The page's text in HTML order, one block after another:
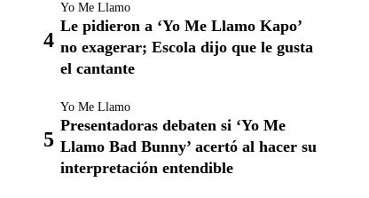
Yo Me Llamo
Le pidieron a ‘Yo Me Llamo Kapo’
no exagerar; Escola dijo que le gusta
el cantante
Yo Me Llamo
Presentadoras debaten si ‘Yo Me
Llamo Bad Bunny’ acertó al hacer su
interpretación entendible